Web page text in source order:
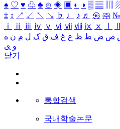
♠ ♡ ♥ ♧ ♣ ⊙ ◈ ▣ ◐ ◑ ▒ ▤
‡ ↕ ↗ ↙ ↖ ↘ ♭ ♩ ♪ ♬ ㉿ ㈜ №
ⅰ
ⅱ ⅲ ⅳ ⅴ ⅵ ⅶ ⅷ ⅸ ⅹ
ص ض ط ظ ع غ ف ق ک ل م ن ه
و ی
닫기
통합검색
국내학술논문